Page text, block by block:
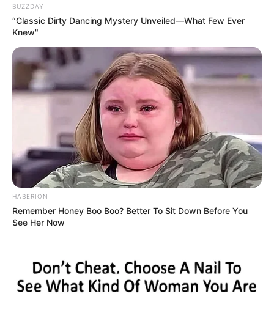
BUZZDAY
“Classic Dirty Dancing Mystery Unveiled—What Few Ever
Knew"
HABERION
Remember Honey Boo Boo? Better To Sit Down Before You
See Her Now